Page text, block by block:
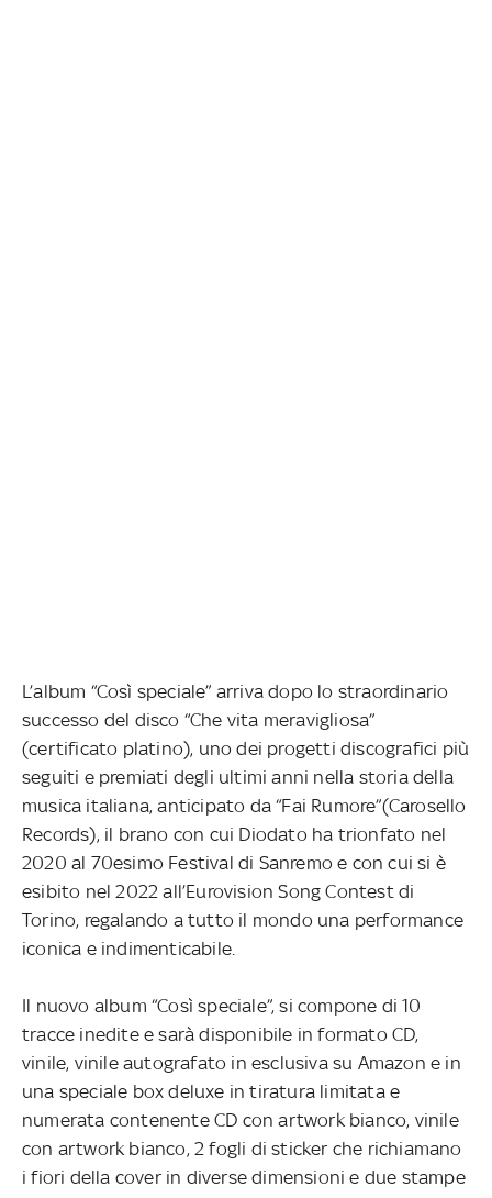
L’album “Così speciale” arriva dopo lo straordinario
successo del disco “Che vita meravigliosa”
(certificato platino), uno dei progetti discografici più
seguiti e premiati degli ultimi anni nella storia della
musica italiana, anticipato da “Fai Rumore”(Carosello
Records), il brano con cui Diodato ha trionfato nel
2020 al 70esimo Festival di Sanremo e con cui si è
esibito nel 2022 all’Eurovision Song Contest di
Torino, regalando a tutto il mondo una performance
iconica e indimenticabile.
Il nuovo album “Così speciale”, si compone di 10
tracce inedite e sarà disponibile in formato CD,
vinile, vinile autografato in esclusiva su Amazon e in
una speciale box deluxe in tiratura limitata e
numerata contenente CD con artwork bianco, vinile
con artwork bianco, 2 fogli di sticker che richiamano
i fiori della cover in diverse dimensioni e due stampe